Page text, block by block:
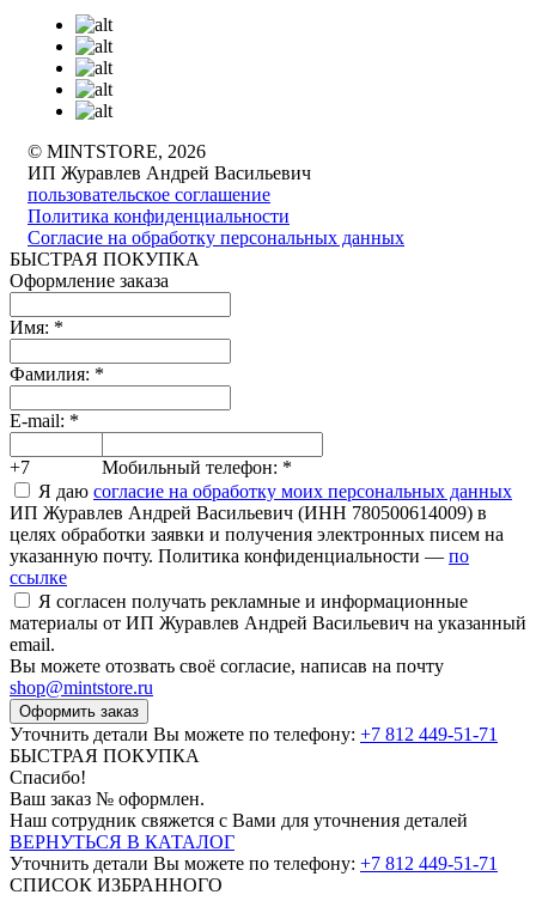
© MINTSTORE, 2026
ИП Журавлев Андрей Васильевич
пользовательское соглашение
Политика конфиденциальности
Согласие на обработку персональных данных
БЫСТРАЯ ПОКУПКА
Оформление заказа
Имя: *
Фамилия: *
E-mail: *
+7 Мобильный телефон: *
Я даю согласие на обработку моих персональных данных
ИП Журавлев Андрей Васильевич (ИНН 780500614009) в
целях обработки заявки и получения электронных писем на
указанную почту. Политика конфиденциальности — по
ссылке
Я согласен получать рекламные и информационные
материалы от ИП Журавлев Андрей Васильевич на указанный
email.
Вы можете отозвать своё согласие, написав на почту
shop@mintstore.ru
Оформить заказ
Уточнить детали Вы можете по телефону: +7 812 449-51-71
БЫСТРАЯ ПОКУПКА
Спасибо!
Ваш заказ № оформлен.
Наш сотрудник свяжется с Вами для уточнения деталей
ВЕРНУТЬСЯ В КАТАЛОГ
Уточнить детали Вы можете по телефону: +7 812 449-51-71
СПИСОК ИЗБРАННОГО